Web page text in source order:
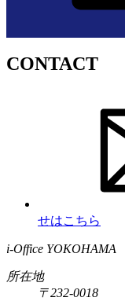
CONTACT
せはこちら
i-Office YOKOHAMA
所在地
〒232-0018